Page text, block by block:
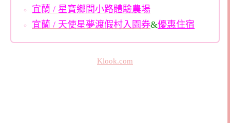
宜蘭 / 星寶鄉間小路體驗農場
宜蘭 / 天使星夢渡假村入園券&優惠住宿
Klook.com